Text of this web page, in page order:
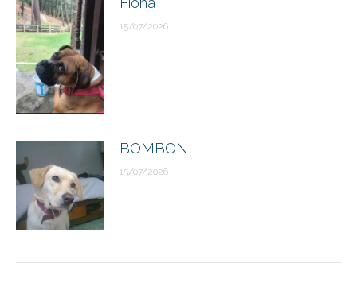
15/07/2026
BOMBON
15/07/2026